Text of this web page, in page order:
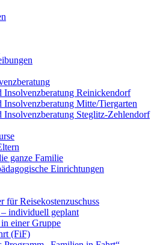
Insolvenzberatung Reinickendorf
Insolvenzberatung Mitte/Tiergarten
Insolvenzberatung Steglitz-Zehlendorf
ganze Familie
Einrichtungen
für Reisekostenzuschuss
individuell geplant
einer Gruppe
(FiF)